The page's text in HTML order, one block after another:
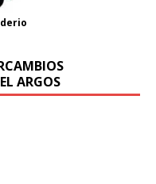
ARGOS